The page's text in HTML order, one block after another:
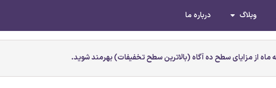
وبلاگ درباره ما
از مزایای سطح ده آگاه (بالاترین سطح تخفیفات) بهرمند شوید.